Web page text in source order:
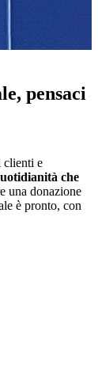
pensaci
clienti e
che
una donazione
è pronto, con